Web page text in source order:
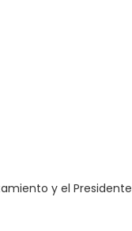
y el Presidente